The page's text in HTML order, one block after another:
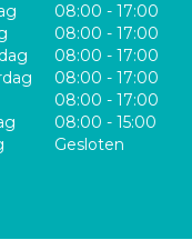
08:00 - 17:00
08:00 - 17:00
08:00 - 17:00
08:00 - 17:00
08:00 - 17:00
08:00 - 15:00
Gesloten